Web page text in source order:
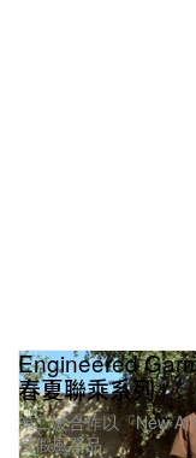
>正式登陸美國！
Pop-Up 店鋪
>丹寧、斜紋軟呢
Engineered
春夏聯乘系列
第二波合作以「New
度假風單品。